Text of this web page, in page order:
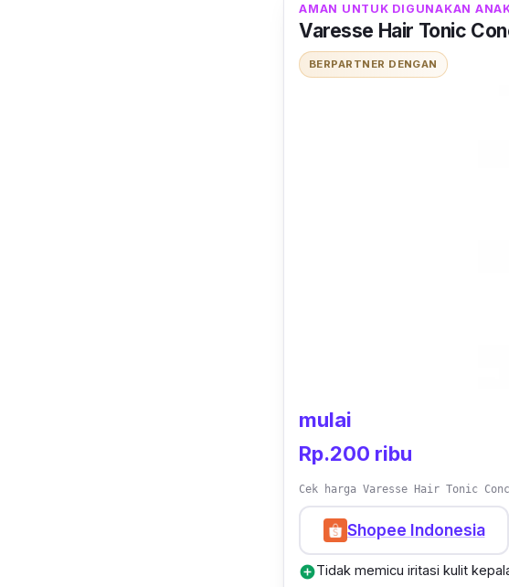
memperlancar peredaran
kuat. Aroma dari Natur
sehingga saat baik untuk
AMAN UNTUK DIGUNAKAN
Varesse Hair Tonic
BERPARTNER DENGAN
mulai
Rp.200 ribu
Cek harga Varesse Hair Tonic
Shopee Indonesia
add_circleTidak memicu iritasi kulit